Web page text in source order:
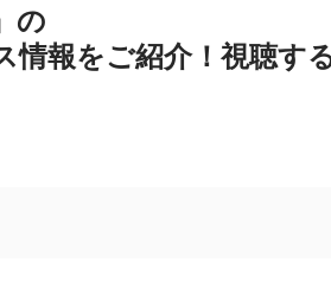
の
情報をご紹介！視聴す